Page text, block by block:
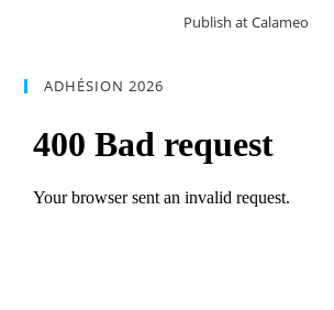
Publish at Calameo
ADHÉSION 2026